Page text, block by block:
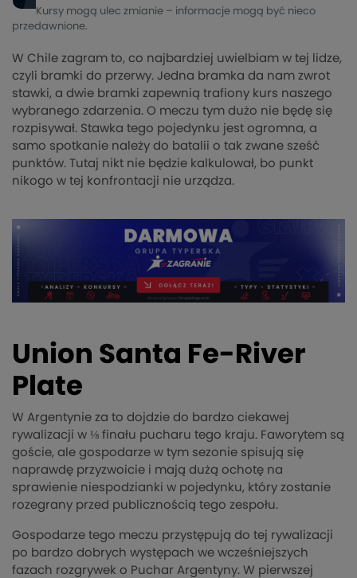
Kursy mogą ulec zmianie – informacje mogą być nieco
przedawnione.
W Chile zagram to, co najbardziej uwielbiam w tej lidze,
czyli bramki do przerwy. Jedna bramka da nam zwrot
stawki, a dwie bramki zapewnią trafiony kurs naszego
wybranego zdarzenia. O meczu tym dużo nie będę się
rozpisywał. Stawka tego pojedynku jest ogromna, a
samo spotkanie należy do batalii o tak zwane sześć
punktów. Tutaj nikt nie będzie kalkulował, bo punkt
nikogo w tej konfrontacji nie urządza.
Union Santa Fe-River
Plate
W Argentynie za to dojdzie do bardzo ciekawej
rywalizacji w ⅛ finału pucharu tego kraju. Faworytem są
goście, ale gospodarze w tym sezonie spisują się
naprawdę przyzwoicie i mają dużą ochotę na
sprawienie niespodzianki w pojedynku, który zostanie
rozegrany przed publicznością tego zespołu.
Gospodarze tego meczu przystępują do tej rywalizacji
po bardzo dobrych występach we wcześniejszych
fazach rozgrywek o Puchar Argentyny. W pierwszej